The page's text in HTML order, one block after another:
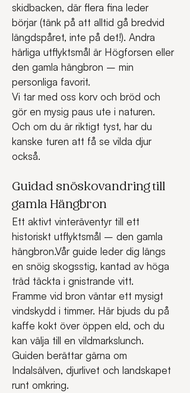
skidbacken, där flera fina leder
börjar (tänk på att alltid gå bredvid
längdspåret, inte på det!). Andra
härliga utflyktsmål är Högforsen eller
den gamla hängbron – min
personliga favorit.
Vi tar med oss korv och bröd och
gör en mysig paus ute i naturen.
Och om du är riktigt tyst, har du
kanske turen att få se vilda djur
också.
Guidad snöskovandring till
gamla Hängbron
Ett aktivt vinteräventyr till ett
historiskt utflyktsmål – den gamla
hängbron.Vår guide leder dig längs
en snöig skogsstig, kantad av höga
träd täckta i gnistrande vitt.
Framme vid bron väntar ett mysigt
vindskydd i timmer. Här bjuds du på
kaffe kokt över öppen eld, och du
kan välja till en vildmarkslunch.
Guiden berättar gärna om
Indalsälven, djurlivet och landskapet
runt omkring.